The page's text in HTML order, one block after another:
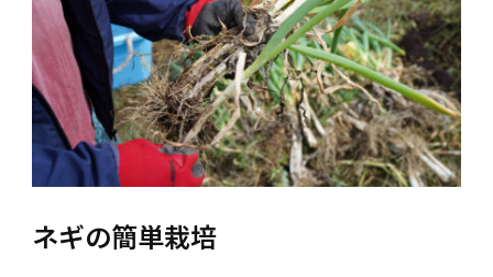
ネギの簡単栽培